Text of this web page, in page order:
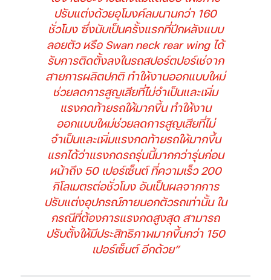
ปรับแต่งด้วยอุโมงค์ลมนานกว่า 160
ชั่วโมง ซึ่งนับเป็นครั้งแรกที่ปีกหลังแบบ
ลอยตัว หรือ Swan neck rear wing ได้
รับการติดตั้งลงในรถสปอร์ตปอร์เช่จาก
สายการผลิตปกติ ทำให้งานออกแบบใหม่
ช่วยลดการสูญเสียที่ไม่จำเป็นและเพิ่ม
แรงกดท้ายรถให้มากขึ้น ทำให้งาน
ออกแบบใหม่ช่วยลดการสูญเสียที่ไม่
จำเป็นและเพิ่มแรงกดท้ายรถให้มากขึ้น
แรกได้ว่าแรงกดรถรุ่นนี้มากกว่ารุ่นก่อน
หน้าถึง 50 เปอร์เซ็นต์ ที่ความเร็ว 200
กิโลเมตรต่อชั่วโมง อันเป็นผลจากการ
ปรับแต่งอุปกรณ์ภายนอกตัวรถเท่านั้น ใน
กรณีที่ต้องการแรงกดสูงสุด สามารถ
ปรับตั้งให้มีประสิทธิภาพมากขึ้นกว่า 150
เปอร์เซ็นต์ อีกด้วย”